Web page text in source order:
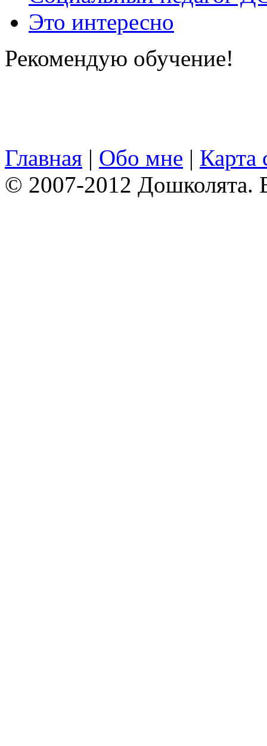
Это интересно
Рекомендую обучение!
Главная | Обо мне | Карта
© 2007-2012 Дошколята.